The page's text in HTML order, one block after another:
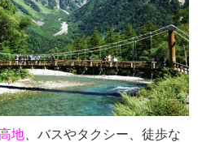
地 、バスやタクシー、徒歩な